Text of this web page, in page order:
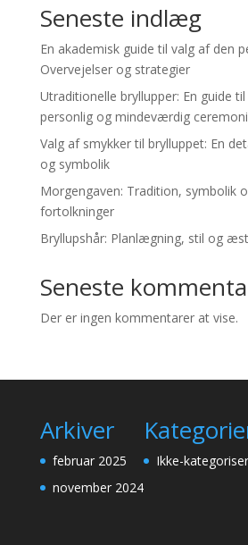
Seneste indlæg
En akademisk guide til valg af den
Overvejelser og strategier
Utraditionelle bryllupper: En guide
personlig og mindeværdig ceremoni
Valg af smykker til brylluppet: En
og symbolik
Morgengaven: Tradition, symbolik
fortolkninger
Bryllupshår: Planlægning, stil og
Seneste
Der er ingen kommentarer at vise.
Arkiver
februar 2025
november 2024
Ikke-